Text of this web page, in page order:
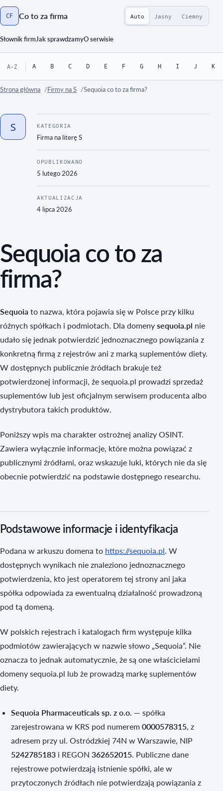
CF Co to za firma
Strona główna
Słownik firmJak sprawdzamyO serwisie
Auto Jasny Ciemny
A-Z A B C D E F G H I J K
Strona główna Firmy na S Sequoia co to za firma?
S KATEGORIA
Firma na literęS
OPUBLIKOWANO
5 lutego 2026
AKTUALIZACJA
4 lipca 2026
Sequoia co to za
firma?
Sequoia to nazwa, która pojawia się w Polsce przy kilku
różnych spółkach i podmiotach. Dla domeny sequoia.pl nie
udało się jednak potwierdzić jednoznacznego powiązania z
konkretną firmą z rejestrów ani z marką suplementów diety.
W dostępnych publicznie źródłach brakuje też
potwierdzonej informacji, że sequoia.pl prowadzi sprzedaż
suplementów lub jest oficjalnym serwisem producenta albo
dystrybutora takich produktów.
Poniższy wpis ma charakter ostrożnej analizy OSINT.
Zawiera wyłącznie informacje, które można powiązać z
publicznymi źródłami, oraz wskazuje luki, których nie da się
obecnie potwierdzić na podstawie dostępnego researchu.
Podstawowe informacje i identyfikacja
Podana w arkuszu domena to https://sequoia.pl. W
dostępnych wynikach nie znaleziono jednoznacznego
potwierdzenia, kto jest operatorem tej strony ani jaka
spółka odpowiada za ewentualną działalność prowadzoną
pod tą domeną.
W polskich rejestrach i katalogach firm występuje kilka
podmiotów zawierających w nazwie słowo „Sequoia”. Nie
oznacza to jednak automatycznie, że są one właścicielami
domeny sequoia.pl lub że prowadzą markę suplementów
diety.
Sequoia Pharmaceuticals sp. z o.o. — spółka
zarejestrowana w KRS pod numerem0000578315, z
adresem przy ul. Ostródzkiej 74N w Warszawie, NIP
5242785183 i REGON362652015. Publiczne dane
rejestrowe potwierdzają istnienie spółki, ale w
przytoczonych źródłach nie potwierdzają powiązania z